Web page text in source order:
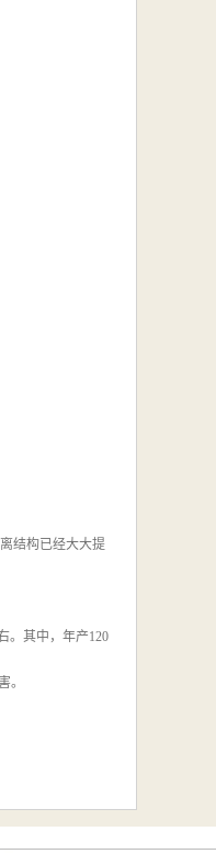
结构已经大大提
。其中，年产120
。